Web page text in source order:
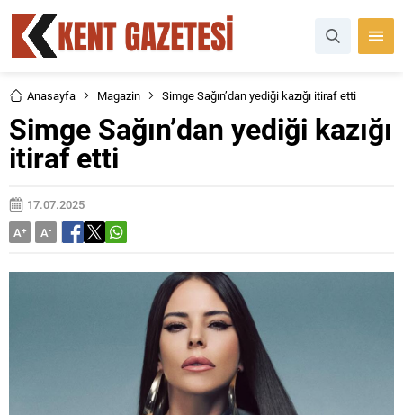
Anasayfa Magazin Simge Sağın’dan yediği kazığı itiraf etti
Simge Sağın’dan yediği kazığı
itiraf etti
17.07.2025
A+ A-